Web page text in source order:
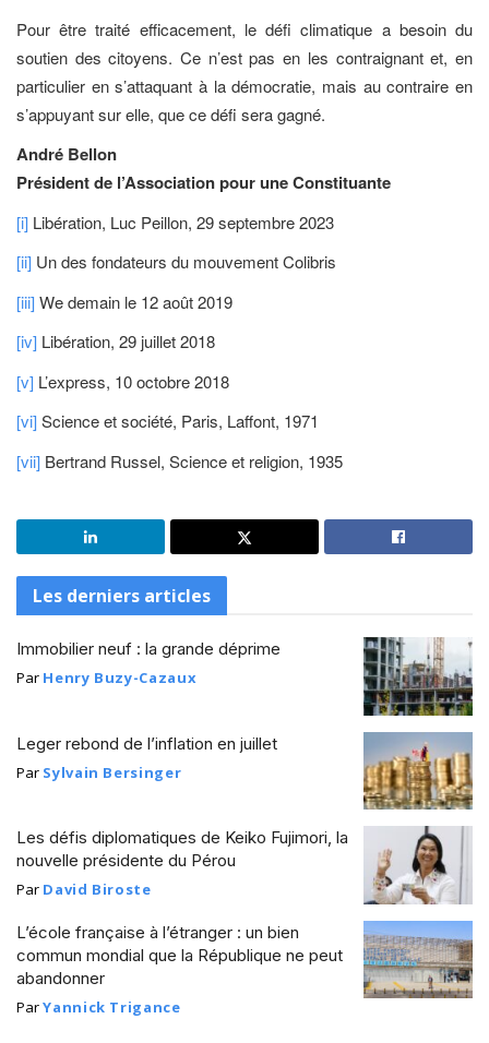
Pour être traité efficacement, le défi climatique a besoin du
soutien des citoyens. Ce n’est pas en les contraignant et, en
particulier en s’attaquant à la démocratie, mais au contraire en
s’appuyant sur elle, que ce défi sera gagné.
André Bellon
Président de l’Association pour une Constituante
[i] Libération, Luc Peillon, 29 septembre 2023
[ii] Un des fondateurs du mouvement Colibris
[iii]We demain le 12 août 2019
[iv] Libération, 29 juillet 2018
[v] L’express, 10 octobre 2018
[vi]Science et société, Paris, Laffont, 1971
[vii] Bertrand Russel, Science et religion, 1935
Les derniers articles
Immobilier neuf : la grande déprime
Par Henry Buzy-Cazaux
Leger rebond de l’inflation en juillet
Par Sylvain Bersinger
Les défis diplomatiques de Keiko Fujimori, la
nouvelle présidente du Pérou
Par David Biroste
L’école française à l’étranger : un bien
commun mondial que la République ne peut
abandonner
ParYannick Trigance